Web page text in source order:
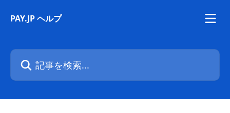
PAY.JP ヘルプ
記事を検索...